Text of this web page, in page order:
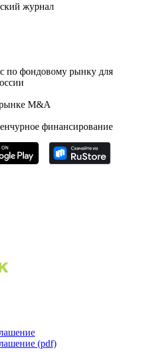
журнал
по фондовому рынку для
M&A
финансирование
(pdf)